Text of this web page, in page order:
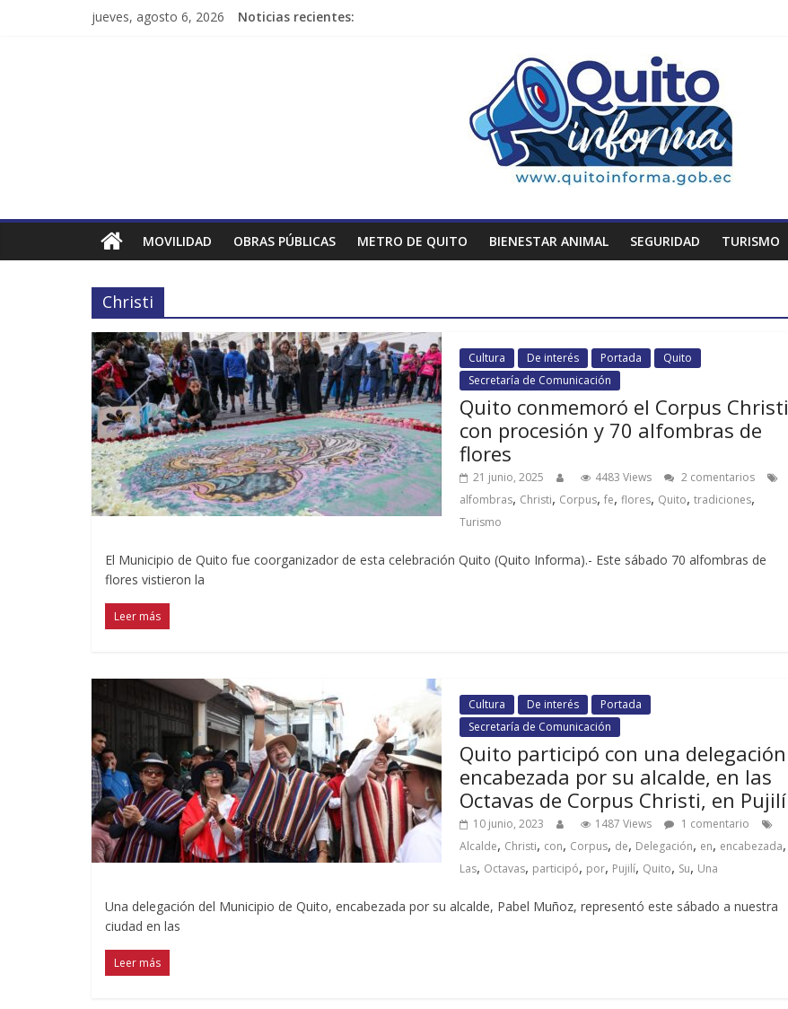
jueves, agosto 6, 2026 Noticias recientes:
MOVILIDAD OBRAS PÚBLICAS METRO DE QUITO BIENESTAR ANIMAL SEGURIDAD TURISMO
Christi
Cultura De interés Portada
Quito
Secretaría de Comunicación
Quito conmemoró el Corpus Christi
con procesión y 70 alfombras de
flores
21 junio, 2025 4483 Views
2 comentarios
alfombras, Christi, Corpus, fe, flores, Quito, tradiciones,
Turismo
El Municipio de Quito fue coorganizador de esta celebración Quito (Quito Informa).- Este sábado 70 alfombras de
flores vistieron la
Leer más
Cultura De interés
Portada
Secretaría de Comunicación
Quito participó con una delegación
encabezada por su alcalde, en las
Octavas de Corpus Christi, en Pujilí
10 junio, 2023 1487 Views
1 comentario
Alcalde, Christi, con, Corpus, de, Delegación, en, encabezada,
Las, Octavas, participó, por, Pujilí, Quito, Su, Una
Una delegación del Municipio de Quito, encabezada por su alcalde, Pabel Muñoz, representó este sábado a nuestra
ciudad en las
Leer más